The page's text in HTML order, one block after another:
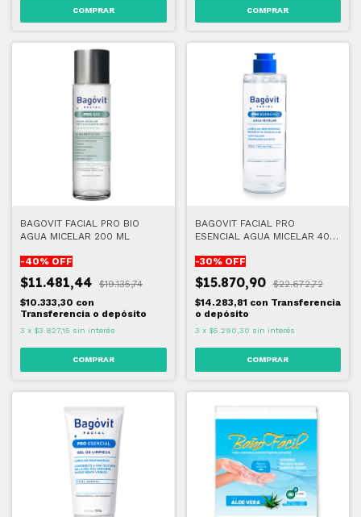
BAGOVIT FACIAL PRO BIO
AGUA MICELAR 200 ML
-40% OFF
$11.481,44
$19.135,74
$10.333,30 con
Transferencia o depósito
3 x $3.827,15 sin interés
BAGOVIT FACIAL PRO
ESENCIAL AGUA MICELAR 400
-30% OFF
$15.870,90
$22.672,72
$14.283,81 con Transferencia
o depósito
3 x $5.290,30 sin interés